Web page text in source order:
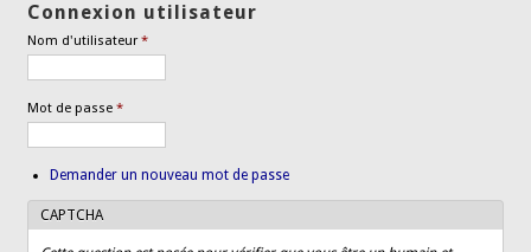
Connexion utilisateur
Nom d'utilisateur*
Mot de passe*
Demander un nouveau mot de passe
CAPTCHA